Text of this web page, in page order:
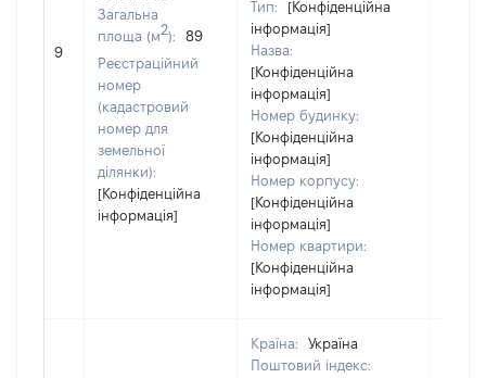
9
Загальна
площа (м2):
89
Реєстраційний
номер
(кадастровий
номер для
земельної
ділянки):
[Конфіденційна
інформація]
Тип:
[Конфіденційна
інформація]
Назва:
[Конфіденційна
інформація]
Номер будинку:
[Конфіденційна
інформація]
Номер корпусу:
[Конфіденційна
інформація]
Номер квартири:
[Конфіденційна
інформація]
Країна:
Україна
Поштовий індекс: